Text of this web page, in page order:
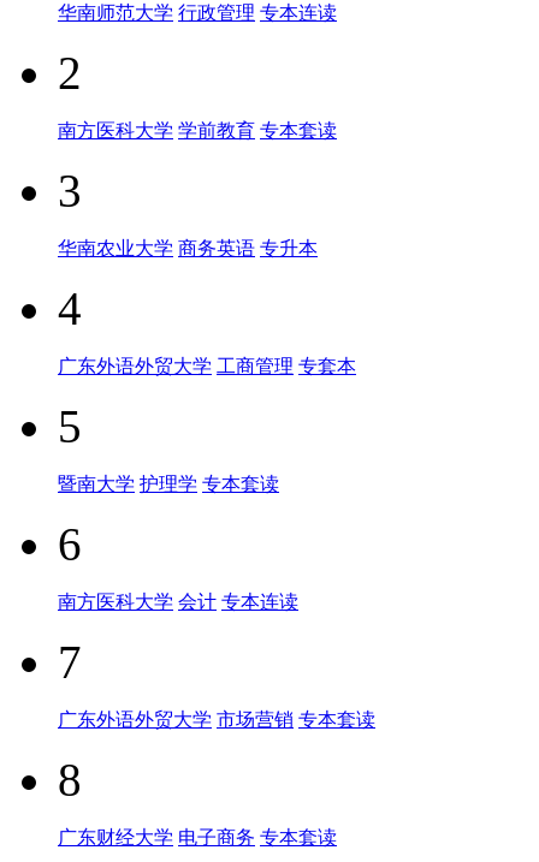
华南师范大学 行政管理 专本连读
2
南方医科大学 学前教育 专本套读
3
华南农业大学 商务英语 专升本
4
广东外语外贸大学 工商管理 专套本
5
暨南大学 护理学 专本套读
6
南方医科大学 会计 专本连读
7
广东外语外贸大学 市场营销 专本套读
8
广东财经大学 电子商务 专本套读